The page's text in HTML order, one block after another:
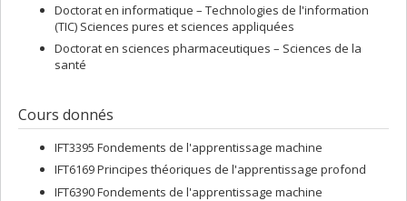
Doctorat en informatique – Technologies de l'information
(TIC) Sciences pures et sciences appliquées
Doctorat en sciences pharmaceutiques – Sciences de la
santé
Cours donnés
IFT3395 Fondements de l'apprentissage machine
IFT6169 Principes théoriques de l'apprentissage profond
IFT6390 Fondements de l'apprentissage machine